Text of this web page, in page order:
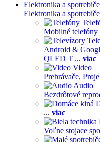
Elektronika a spotrebiče
Elektronika a spotrebiče
Mobilné telefóny
Android &
QLED T ... viac
Video
Prehrávače,
Audio
Bezdrôtové
... viac
Voľne stojace